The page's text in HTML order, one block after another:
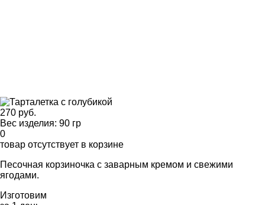
270 руб.
Вес изделия: 90 гр
0
товар отсутствует в корзине
Песочная корзиночка с заварным кремом и свежими
ягодами.
Изготовим